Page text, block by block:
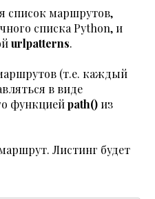
список маршрутов,
списка Python, и
urlpatterns.
(т.е. каждый
в виде
функциейpath() из
Листинг будет